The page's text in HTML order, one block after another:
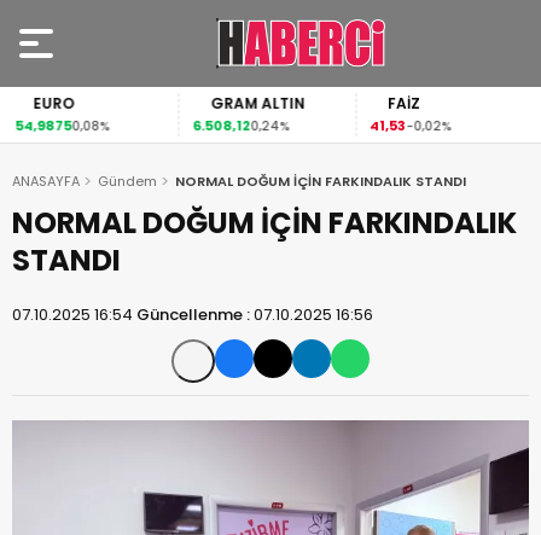
EURO
54,98750,08%
GRAM ALTIN
6.508,120,24%
FAİZ
41,53-0,02%
ANASAYFA Gündem NORMAL DOĞUM İÇİN FARKINDALIK STANDI
NORMAL DOĞUM İÇİN FARKINDALIK
STANDI
07.10.2025 16:54 Güncellenme :07.10.2025 16:56